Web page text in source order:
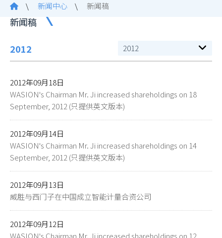
\ 新闻中心 \ 新闻稿
新闻稿
2012 2012
2012年09月18日
WASION's Chairman Mr. Ji increased shareholdings on 18
September, 2012 (只提供英文版本)
2012年09月14日
WASION's Chairman Mr. Ji increased shareholdings on 14
September, 2012 (只提供英文版本)
2012年09月13日
威胜与西门子在中国成立智能计量合资公司
2012年09月12日
WASION's Chairman Mr. Ji increased shareholdings on 12